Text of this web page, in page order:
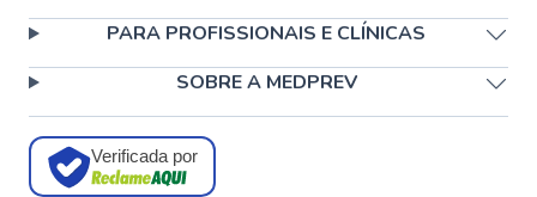
PARA PROFISSIONAIS E CLÍNICAS
SOBRE A MEDPREV
Verificada por